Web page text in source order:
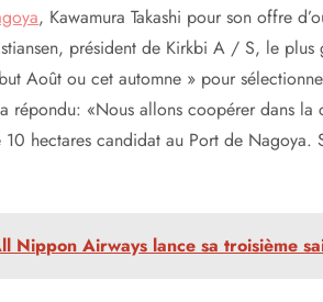
, Kawamura Takashi pour son offre
président de Kirkbi A / S, le
Août ou cet automne » pour
répondu: «Nous allons coopérer dans
10 hectares candidat au Port de
Nippon Airways lance sa troisième